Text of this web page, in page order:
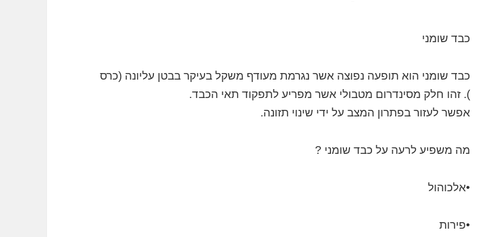
כבד שומני
כבד שומני הוא תופעה נפוצה אשר נגרמת מעודף משקל בעיקר בבטן עליונה (כרס
). זהו חלק מסינדרום מטבולי אשר מפריע לתפקוד תאי הכבד.
אפשר לעזור בפתרון המצב על ידי שינוי תזונה.
מה משפיע לרעה על כבד שומני ?
•אלכוהול
•פירות